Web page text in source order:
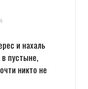
и нахаль
пустыне,
никто не